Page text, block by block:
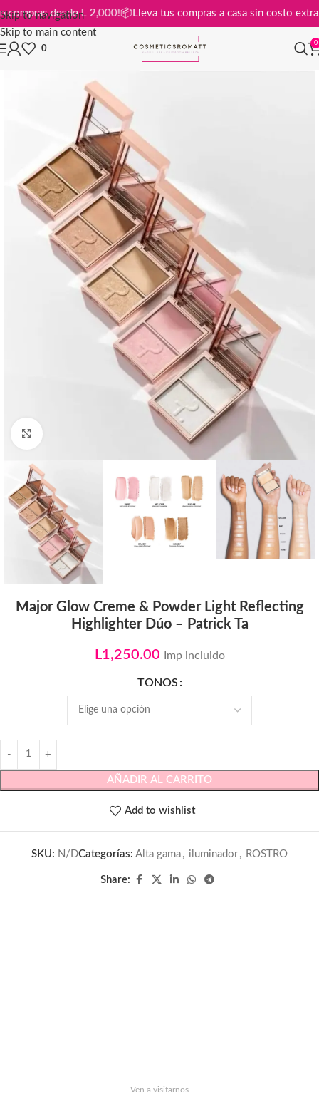
Skip to navigation
Skip to main content
en compras desde L 2,000!📦Lleva tus compras a casa sin costo
0
0
Major Glow Creme & Powder Light Reflecting
Highlighter Dúo – Patrick Ta
L1,250.00 Imp incluido
TONOS
AÑADIR AL CARRITO
Add to wishlist
SKU: N/DCategorías: Alta gama , iluminador , ROSTRO
Share:
Ven a visitarnos